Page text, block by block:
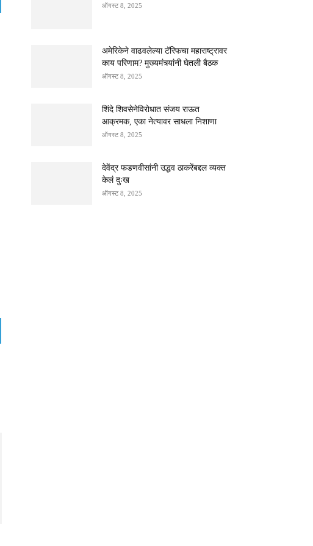
ऑगस्ट 8, 2025
अमेरिकेने वाढवलेल्या टॅरिफचा महाराष्ट्रावर
काय परिणाम? मुख्यमंत्र्यांनी घेतली बैठक
ऑगस्ट 8, 2025
शिंदे शिवसेनेविरोधात संजय राऊत
आक्रमक, एका नेत्यावर साधला निशाणा
ऑगस्ट 8, 2025
देवेंद्र फडणवीसांनी उद्धव ठाकरेंबद्दल व्यक्त
केलं दुःख
ऑगस्ट 8, 2025